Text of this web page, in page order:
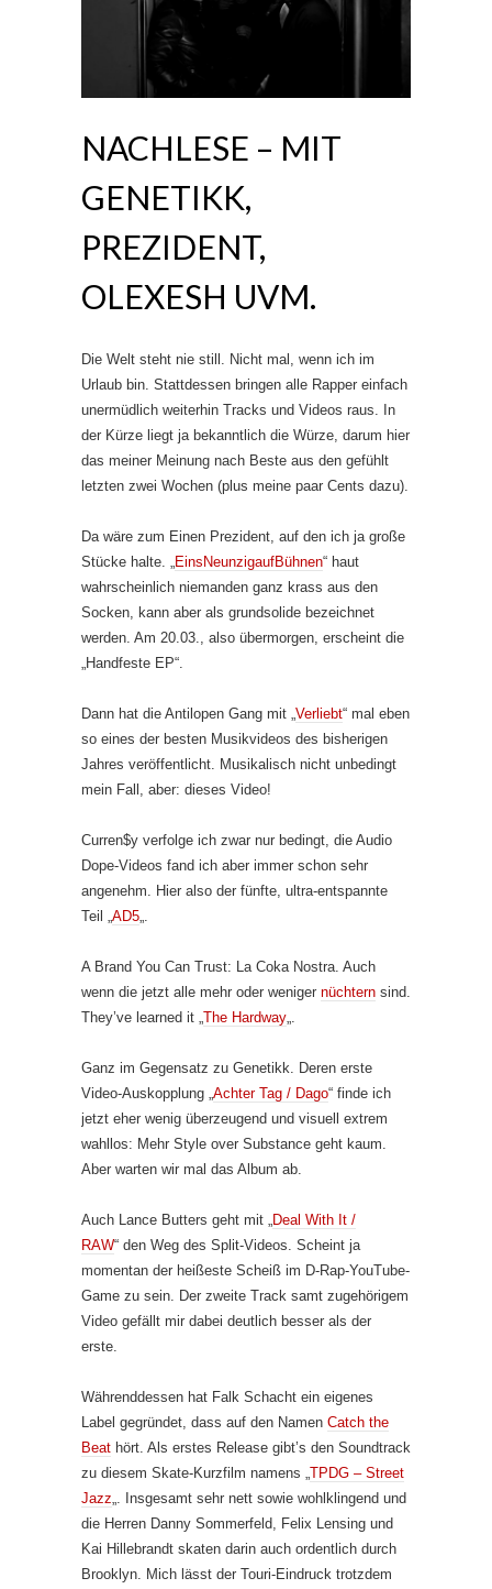
NACHLESE – MIT
GENETIKK,
PREZIDENT,
OLEXESH UVM.
Die Welt steht nie still. Nicht mal, wenn ich im
Urlaub bin. Stattdessen bringen alle Rapper einfach
unermüdlich weiterhin Tracks und Videos raus. In
der Kürze liegt ja bekanntlich die Würze, darum hier
das meiner Meinung nach Beste aus den gefühlt
letzten zwei Wochen (plus meine paar Cents dazu).
Da wäre zum Einen Prezident, auf den ich ja große
Stücke halte. „
EinsNeunzigaufBühnen“ haut
wahrscheinlich niemanden ganz krass aus den
Socken, kann aber als grundsolide bezeichnet
werden. Am 20.03., also übermorgen, erscheint die
„Handfeste EP“.
Dann hat die Antilopen Gang mit „ Verliebt“ mal eben
so eines der besten Musikvideos des bisherigen
Jahres veröffentlicht. Musikalisch nicht unbedingt
mein Fall, aber: dieses Video!
Curren$y verfolge ich zwar nur bedingt, die Audio
Dope-Videos fand ich aber immer schon sehr
angenehm. Hier also der fünfte, ultra-entspannte
Teil „ AD5
A Brand You Can Trust: La Coka Nostra. Auch
wenn die jetzt alle mehr oder weniger nüchtern sind.
They’ve learned it „ The Hardway
Ganz im Gegensatz zu Genetikk. Deren erste
Video-Auskopplung „ Achter Tag / Dago“ finde ich
jetzt eher wenig überzeugend und visuell extrem
wahllos: Mehr Style over Substance geht kaum.
Aber warten wir mal das Album ab.
Auch Lance Butters geht mit „
Deal With It /
RAW“ den Weg des Split-Videos. Scheint ja
momentan der heißeste Scheiß im D-Rap-YouTube-
Game zu sein. Der zweite Track samt zugehörigem
Video gefällt mir dabei deutlich besser als der
erste.
Währenddessen hat Falk Schacht ein eigenes
Label gegründet, dass auf den Namen Catch the
Beat hört. Als erstes Release gibt’s den Soundtrack
zu diesem Skate-Kurzfilm namens „ TPDG – Street
Jazz „. Insgesamt sehr nett sowie wohlklingend und
die Herren Danny Sommerfeld, Felix Lensing und
Kai Hillebrandt skaten darin auch ordentlich durch
Brooklyn. Mich lässt der Touri-Eindruck trotzdem